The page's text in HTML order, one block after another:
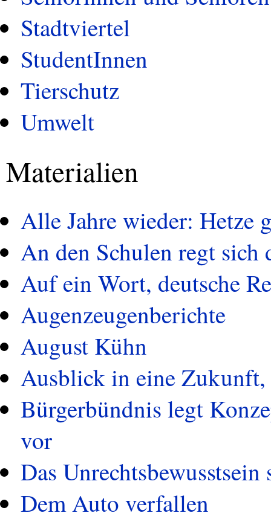
Stadtviertel
StudentInnen
Tierschutz
Umwelt
Materialien
Alle Jahre wieder: Hetze
An den Schulen regt
Auf ein Wort, deutsche
Augenzeugenberichte
August Kühn
Ausblick in eine Zukunft,
Bürgerbündnis legt
vor
Das Unrechtsbewusstsein
Dem Auto verfallen